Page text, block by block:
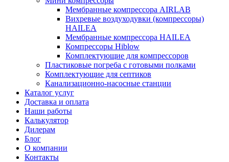
Мембранные компрессора AIRLAB
Вихревые воздуходувки (компрессоры)
HAILEA
Мембранные компрессора HAILEA
Компрессоры Hiblow
Комплектующие для компрессоров
Пластиковые погреба с готовыми полками
Комплектующие для септиков
Канализационно-насосные станции
Каталог услуг
Доставка и оплата
Наши работы
Калькулятор
Дилерам
Блог
О компании
Контакты